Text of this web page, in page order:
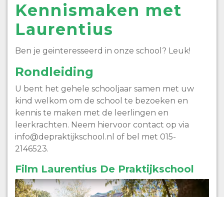
Kennismaken met
Laurentius
Ben je geinteresseerd in onze school? Leuk!
Rondleiding
U bent het gehele schooljaar samen met uw
kind welkom om de school te bezoeken en
kennis te maken met de leerlingen en
leerkrachten. Neem hiervoor contact op via
info@depraktijkschool.nl of bel met 015-
2146523.
Film Laurentius De Praktijkschool